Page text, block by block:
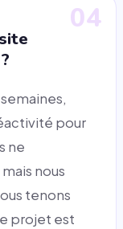
04
pour
ne
nous
tenons
projet est